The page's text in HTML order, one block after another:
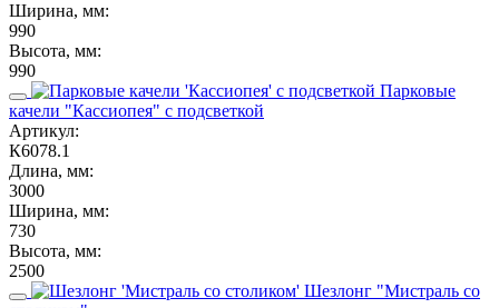
Ширина, мм:
990
Высота, мм:
990
Парковые
качели "Кассиопея" с подсветкой
Артикул:
К6078.1
Длина, мм:
3000
Ширина, мм:
730
Высота, мм:
2500
Шезлонг "Мистраль со